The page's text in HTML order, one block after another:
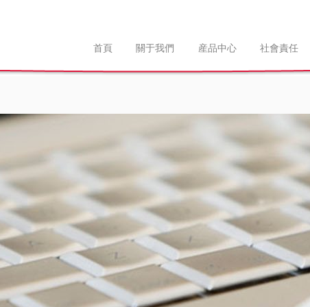
首頁 關于我們 産品中心 社會責任